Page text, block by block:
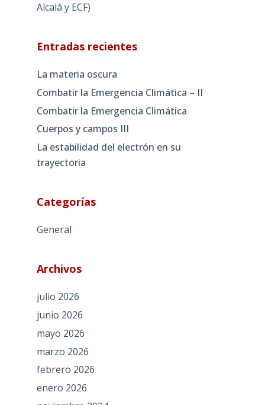
Alcalá y ECF)
Entradas recientes
La materia oscura
Combatir la Emergencia Climática – II
Combatir la Emergencia Climática
Cuerpos y campos III
La estabilidad del electrón en su
trayectoria
Categorías
General
Archivos
julio 2026
junio 2026
mayo 2026
marzo 2026
febrero 2026
enero 2026